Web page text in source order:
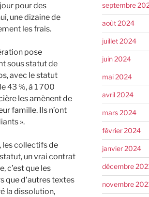
pour des
une dizaine de
les frais.
pose
sous statut de
avec le statut
43 %, à 1 700
les amènent de
famille. Ils n’ont
».
les collectifs de
un vrai contrat
c’est que les
que d’autres textes
la dissolution,
septembre
août 2024
juillet 2024
juin 2024
mai 2024
avril 2024
mars 2024
février 2024
janvier 2024
décembre
novembre